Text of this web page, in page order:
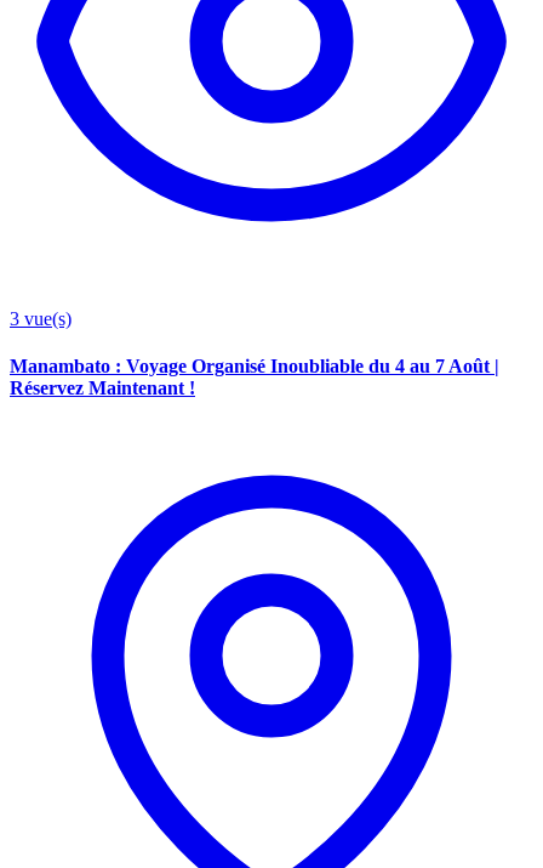
3 vue(s)
Manambato : Voyage Organisé Inoubliable du 4 au 7 Août |
Réservez Maintenant !